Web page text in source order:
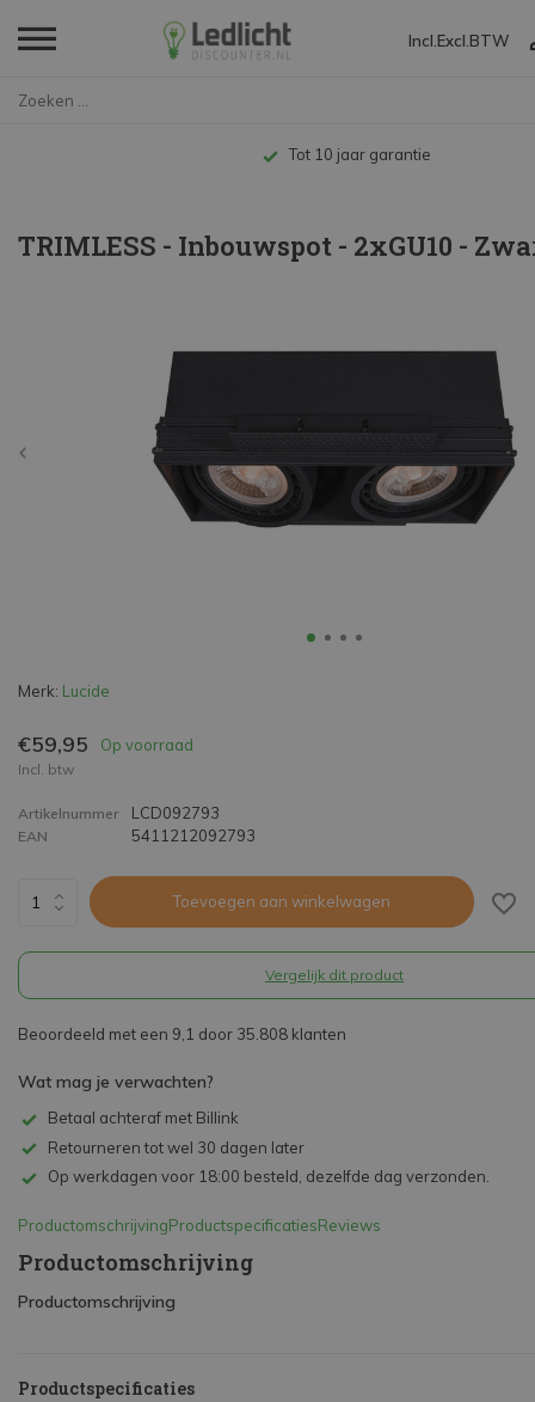
Incl. Excl. BTW
Tot 10 jaar garantie
TRIMLESS - Inbouwspot - 2xGU10 -
Merk: Lucide
€59,95 Op voorraad
Incl. btw
Artikelnummer LCD092793
EAN 5411212092793
Toevoegen aan winkelwagen
Vergelijk dit product
Beoordeeld met een 9,1 door 35.808 klanten
Wat mag je verwachten?
Betaal achteraf met Billink
Retourneren tot wel 30 dagen later
Op werkdagen voor 18:00 besteld, dezelfde dag verzonden.
ProductomschrijvingProductspecificatiesReviews
Productomschrijving
Productomschrijving
Productspecificaties